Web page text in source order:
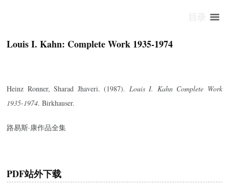
Louis I. Kahn: Complete Work 1935-1974
Heinz Ronner, Sharad Jhaveri. (1987). Louis I. Kahn Complete Work
1935-1974. Birkhauser.
路易斯·康作品全集
PDF站外下载